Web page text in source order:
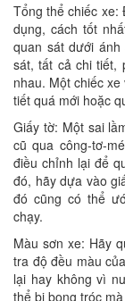
Tổng thể chiếc xe:
dụng, cách tốt
quan sát dưới
sát, tất cả chi tiết,
nhau. Một chiếc
tiết quá mới hoặc
Giấy tờ: Một sai
cũ qua công-tơ-
điều chỉnh lại để
đó, hãy dựa vào
đó cũng có thể
chạy.
Màu sơn xe: Hãy
tra độ đều màu
lại hay không vì
thể bị bong tróc